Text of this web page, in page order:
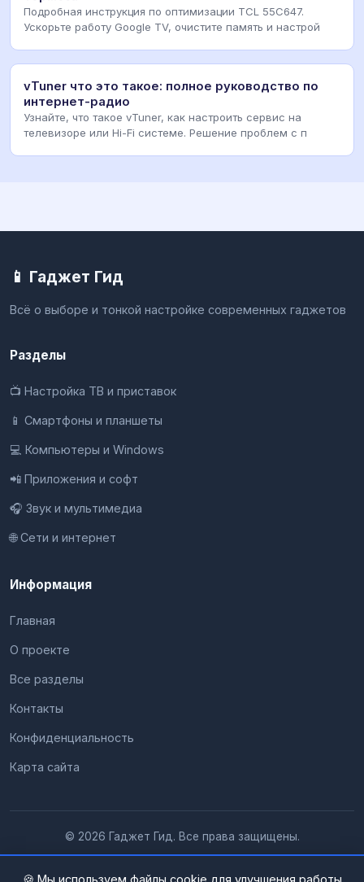
Подробная инструкция по оптимизации TCL 55C647.
Ускорьте работу Google TV, очистите память и настрой
vTuner что это такое: полное руководство по
интернет-радио
Узнайте, что такое vTuner, как настроить сервис на
телевизоре или Hi-Fi системе. Решение проблем с п
📱 Гаджет Гид
Всё о выборе и тонкой настройке современных гаджетов
Разделы
📺 Настройка ТВ и приставок
📱 Смартфоны и планшеты
💻 Компьютеры и Windows
📲 Приложения и софт
🎧 Звук и мультимедиа
🌐 Сети и интернет
Информация
Главная
О проекте
Все разделы
Контакты
Конфиденциальность
Карта сайта
© 2026 Гаджет Гид. Все права защищены.
🍪 Мы используем файлы cookie для улучшения работы